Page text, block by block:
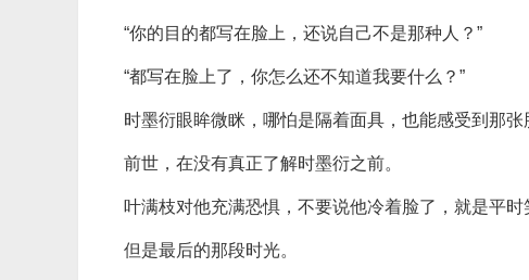
“你的目的都写在脸上，还说自己不是那种人？”
“都写在脸上了，你怎么还不知道我要什么？”
时墨衍眼眸微眯，哪怕是隔着面具，也能感受到那张
前世，在没有真正了解时墨衍之前。
叶满枝对他充满恐惧，不要说他冷着脸了，就是平时
但是最后的那段时光。